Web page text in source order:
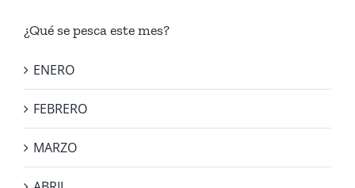
¿Qué se pesca este mes?
ENERO
FEBRERO
MARZO